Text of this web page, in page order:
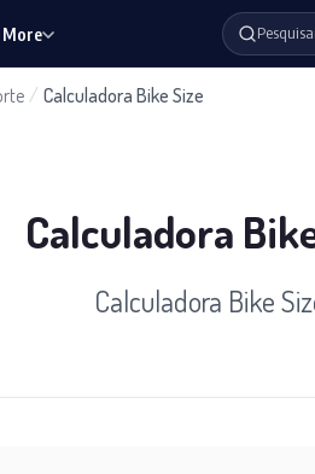
More
/ Calculadora Bike Size
Calculadora
Calculadora Bike